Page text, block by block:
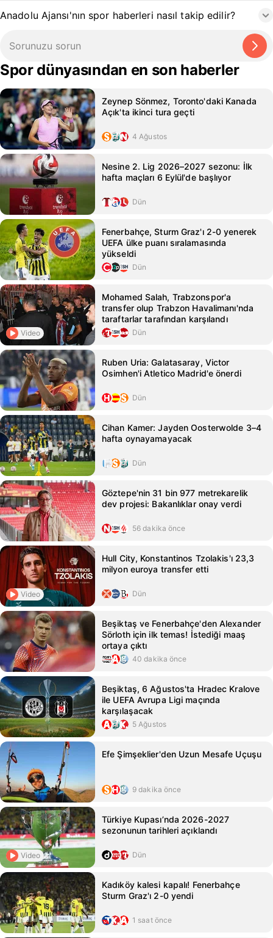
Anadolu Ajansı'nın spor haberleri nasıl takip edilir?
Spor dünyasından en son haberler
Zeynep Sönmez, Toronto'daki Kanada
Açık'ta ikinci tura geçti
4 Ağustos
Nesine 2. Lig 2026–2027 sezonu: İlk
hafta maçları 6 Eylül'de başlıyor
Dün
Fenerbahçe, Sturm Graz'ı 2-0 yenerek
UEFA ülke puanı sıralamasında
yükseldi
Dün
Video
Mohamed Salah, Trabzonspor'a
transfer olup Trabzon Havalimanı'nda
taraftarlar tarafından karşılandı
Dün
Ruben Uria: Galatasaray, Victor
Osimhen'i Atletico Madrid'e önerdi
Dün
Cihan Kamer: Jayden Oosterwolde 3–4
hafta oynayamayacak
Dün
Göztepe'nin 31 bin 977 metrekarelik
dev projesi: Bakanlıklar onay verdi
56 dakika önce
Video
Hull City, Konstantinos Tzolakis'ı 23,3
milyon euroya transfer etti
Dün
Beşiktaş ve Fenerbahçe'den Alexander
Sörloth için ilk temas! İstediği maaş
ortaya çıktı
40 dakika önce
Beşiktaş, 6 Ağustos'ta Hradec Kralove
ile UEFA Avrupa Ligi maçında
karşılaşacak
5 Ağustos
Efe Şimşeklier'den Uzun Mesafe Uçuşu
9 dakika önce
Video
Türkiye Kupası’nda 2026-2027
sezonunun tarihleri açıklandı
Dün
Kadıköy kalesi kapalı! Fenerbahçe
Sturm Graz'ı 2-0 yendi
1 saat önce